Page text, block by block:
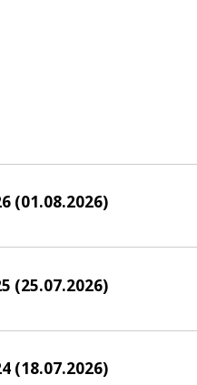
(01.08.2026)
(25.07.2026)
(18.07.2026)